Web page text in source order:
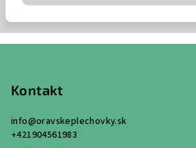
Kontakt
info@oravskeplechovky.sk
+421904561983